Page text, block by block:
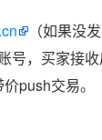
（如果没
，买家接收
push交易。